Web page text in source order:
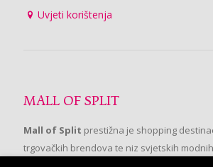
Uvjeti korištenja
MALL OF SPLIT
Mall of Split prestižna je shopping
trgovačkih brendova te niz svjetskih